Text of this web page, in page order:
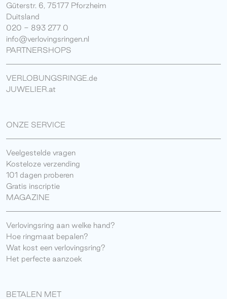
Güterstr. 6, 75177 Pforzheim
Duitsland
020 - 893 277 0
info@verlovingsringen.nl
PARTNERSHOPS
VERLOBUNGSRINGE.de
JUWELIER.at
ONZE SERVICE
Veelgestelde vragen
Kosteloze verzending
101 dagen proberen
Gratis inscriptie
MAGAZINE
Verlovingsring aan welke hand?
Hoe ringmaat bepalen?
Wat kost een verlovingsring?
Het perfecte aanzoek
BETALEN MET